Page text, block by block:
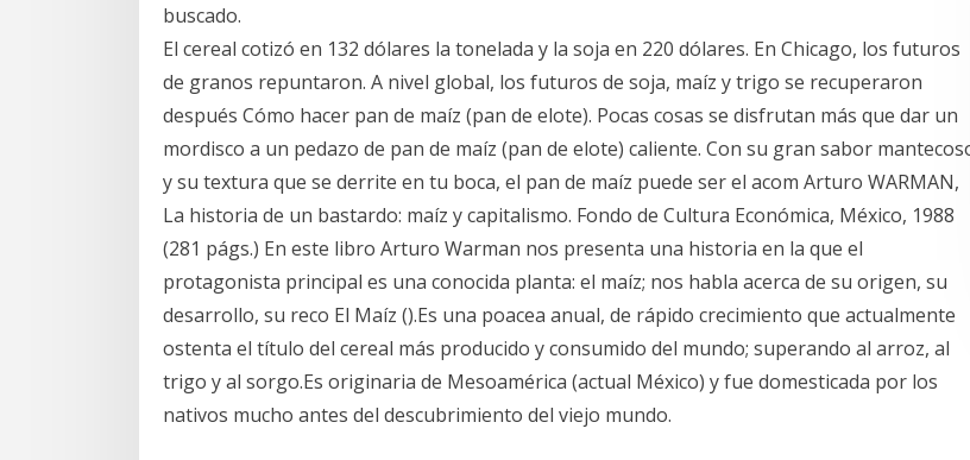
buscado.
El cereal cotizó en 132 dólares la tonelada y la soja en 220 dólares. En Chicago, los futuros
de granos repuntaron. A nivel global, los futuros de soja, maíz y trigo se recuperaron
después Cómo hacer pan de maíz (pan de elote). Pocas cosas se disfrutan más que dar un
mordisco a un pedazo de pan de maíz (pan de elote) caliente. Con su gran sabor
y su textura que se derrite en tu boca, el pan de maíz puede ser el acom Arturo WARMAN,
La historia de un bastardo: maíz y capitalismo. Fondo de Cultura Económica, México, 1988
(281 págs.) En este libro Arturo Warman nos presenta una historia en la que el
protagonista principal es una conocida planta: el maíz; nos habla acerca de su origen, su
desarrollo, su reco­ El Maíz ().Es una poacea anual, de rápido crecimiento que actualmente
ostenta el título del cereal más producido y consumido del mundo; superando al arroz, al
trigo y al sorgo.Es originaria de Mesoamérica (actual México) y fue domesticada por los
nativos mucho antes del descubrimiento del viejo mundo.